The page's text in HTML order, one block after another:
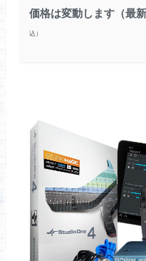
価格は変動します（最